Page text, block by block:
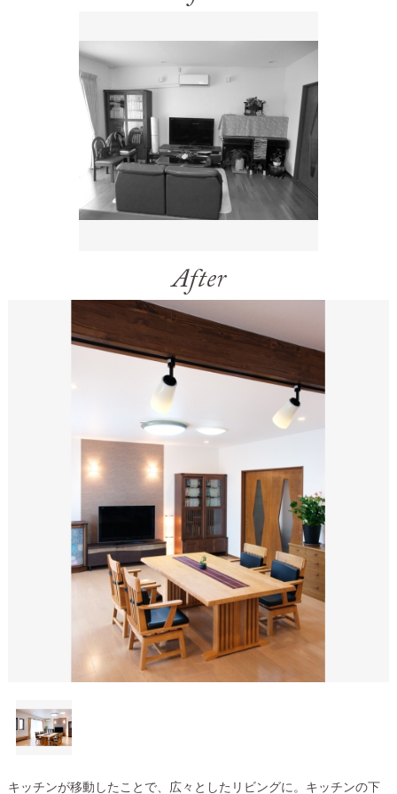
キッチンが移動したことで、広々としたリビングに。キッチンの下